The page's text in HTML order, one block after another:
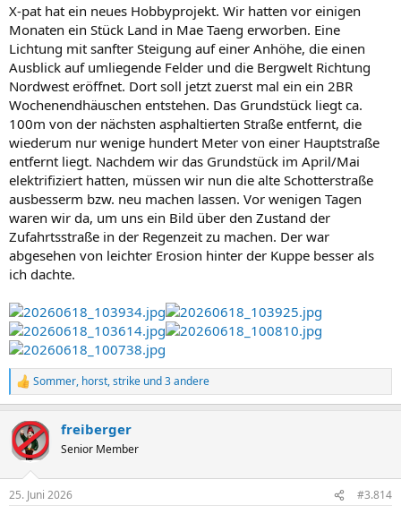
:
X-pat hat ein neues Hobbyprojekt. Wir hatten vor einigen
Monaten ein Stück Land in Mae Taeng erworben. Eine
Lichtung mit sanfter Steigung auf einer Anhöhe, die einen
Ausblick auf umliegende Felder und die Bergwelt Richtung
Nordwest eröffnet. Dort soll jetzt zuerst mal ein ein 2BR
Wochenendhäuschen entstehen. Das Grundstück liegt ca.
100m von der nächsten asphaltierten Straße entfernt, die
wiederum nur wenige hundert Meter von einer Hauptstraße
entfernt liegt. Nachdem wir das Grundstück im April/Mai
elektrifiziert hatten, müssen wir nun die alte Schotterstraße
ausbesserm bzw. neu machen lassen. Vor wenigen Tagen
waren wir da, um uns ein Bild über den Zustand der
Zufahrtsstraße in der Regenzeit zu machen. Der war
abgesehen von leichter Erosion hinter der Kuppe besser als
ich dachte.
R
e
k
t
i
e
Sommer, horst,strike und 3 andere
freiberger
Senior Member
25. Juni 2026 #3.814